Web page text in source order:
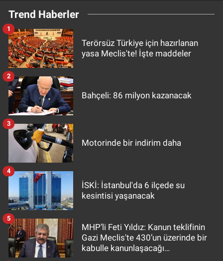
Trend Haberler
Terörsüz Türkiye için hazırlanan
yasa Meclis'te! İşte maddeler
1
Bahçeli: 86 milyon kazanacak
2
Motorinde bir indirim daha
3
İSKİ: İstanbul'da 6 ilçede su
kesintisi yaşanacak
4
MHP’li Feti Yıldız: Kanun teklifinin
Gazi Meclis'te 430’un üzerinde bir
kabulle kanunlaşacağı
5